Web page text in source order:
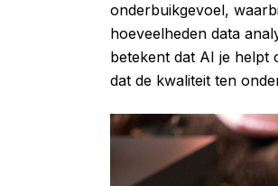
onderbuikgevoel,
hoeveelheden data
betekent dat AI je helpt
dat de kwaliteit ten